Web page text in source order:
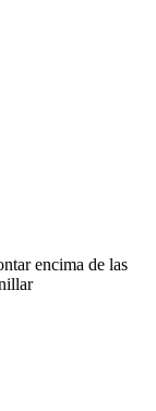
encima de las